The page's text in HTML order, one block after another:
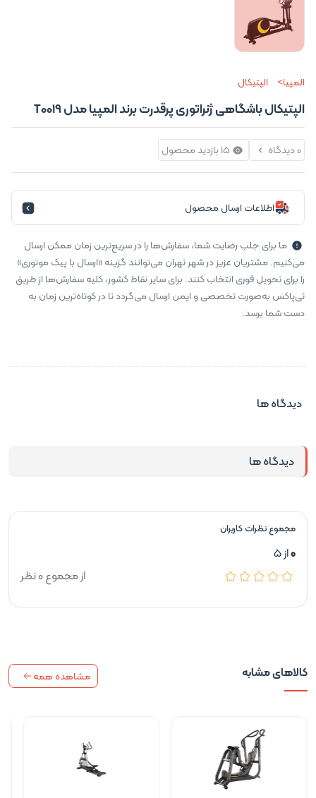
المپیا الپتیکال
الپتیکال باشگاهی ژنراتوری پرقدرت برند المپیا مدل T0019
0 دیدگاه 15 بازدید محصول
اطلاعات ارسال محصول
ما برای جلب رضایت شما، سفارش‌ها را در سریع‌ترین زمان ممکن ارسال
می‌کنیم. مشتریان عزیز در شهر تهران می‌توانند گزینه «ارسال با پیک موتوری»
را برای تحویل فوری انتخاب کنند. برای سایر نقاط کشور، کلیه سفارش‌ها از طریق
تی‌پاکس به‌صورت تخصصی و ایمن ارسال می‌گردد تا در کوتاه‌ترین زمان به
دست شما برسد.
دیدگاه ها
کالاهای مشابه مشاهده همه
دیدگاه ها
مجموع نظرات کاربران
0از 5
از مجموع 0 نظر